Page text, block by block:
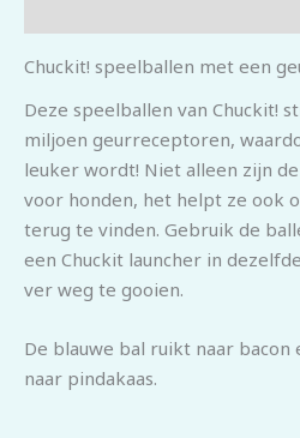
Chuckit! speelballen met een
Deze speelballen van Chuckit!
miljoen geurreceptoren,
leuker wordt! Niet alleen zijn
voor honden, het helpt ze ook
terug te vinden. Gebruik de
een Chuckit launcher in
ver weg te gooien.
De blauwe bal ruikt naar
naar pindakaas.